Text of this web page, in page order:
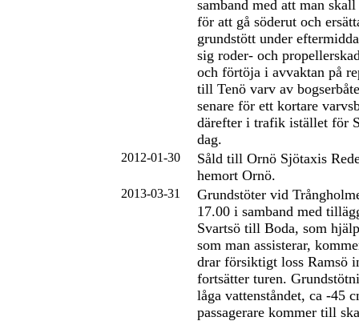
samband med att man
för att gå söderut och
grundstött under
sig roder- och
och förtöja i avvaktan på
till Tenö varv av
senare för ett kortare
därefter i trafik istället för
dag.
2012-01-30
Såld till Ornö Sjötaxis
hemort Ornö.
2013-03-31
Grundstöter vid
17.00 i samband med
Svartsö till Boda, som
som man assisterar,
drar försiktigt loss Ramsö
fortsätter turen.
låga vattenståndet, ca -45
passagerare kommer till